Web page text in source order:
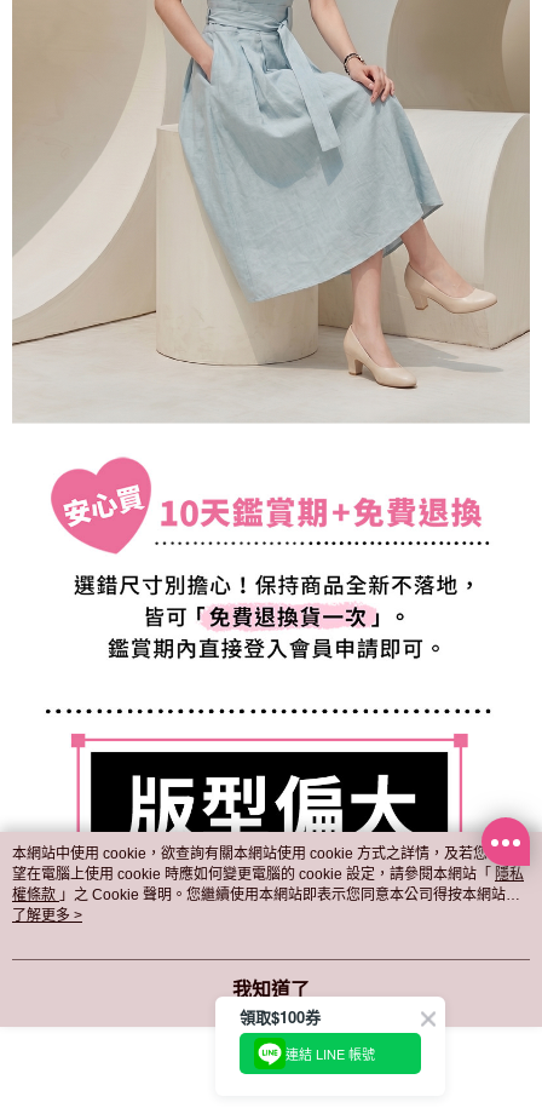
本網站中使用 cookie，欲查詢有關本網站使用 cookie 方式之詳情，及若您不希
望在電腦上使用 cookie 時應如何變更電腦的 cookie 設定，請參閱本網站「 隱私
權條款 」之 Cookie 聲明。您繼續使用本網站即表示您同意本公司得按本網站使
用條款之 Cookie 聲明使用 cookie。
了解更多 >
我知道了
領取$100券
連結 LINE 帳號